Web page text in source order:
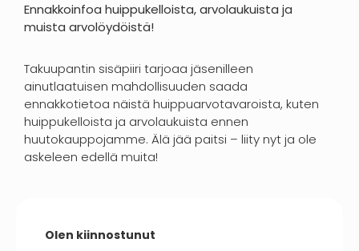
Ennakkoinfoa huippukelloista, arvolaukuista ja
muista arvolöydöistä!
Takuupantin sisäpiiri tarjoaa jäsenilleen
ainutlaatuisen mahdollisuuden saada
ennakkotietoa näistä huippuarvotavaroista, kuten
huippukelloista ja arvolaukuista ennen
huutokauppojamme. Älä jää paitsi – liity nyt ja ole
askeleen edellä muita!
Olen kiinnostunut